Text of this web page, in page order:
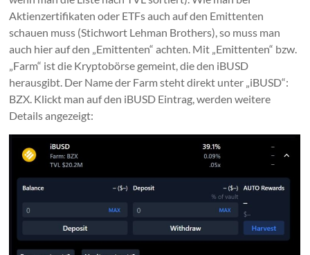
Aktienzertifikaten oder ETFs auch auf den Emittenten
schauen muss (Stichwort Lehman Brothers), so muss man
auch hier auf den „Emittenten“ achten. Mit „Emittenten“ bzw.
„Farm“ ist die Kryptobörse gemeint, die den iBUSD
herausgibt. Der Name der Farm steht direkt unter „iBUSD“:
BZX. Klickt man auf den iBUSD Eintrag, werden weitere
Details angezeigt: